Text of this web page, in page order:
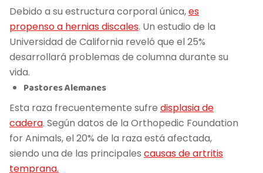
Debido a su estructura corporal única,es
propenso a hernias discales. Un estudio de la
Universidad de California reveló que el 25%
desarrollará problemas de columna durante su
vida.
Pastores Alemanes
Esta raza frecuentemente sufre displasia de
cadera. Según datos de la Orthopedic Foundation
for Animals, el 20% de la raza está afectada,
siendo una de las principales causas de artritis
temprana.